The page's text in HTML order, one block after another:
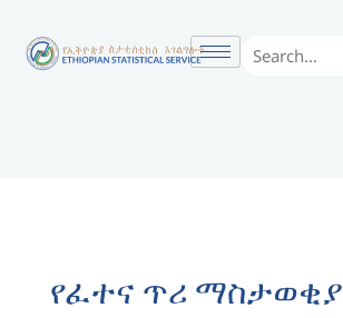
የፈተና ጥሪ ማስታወቂያ